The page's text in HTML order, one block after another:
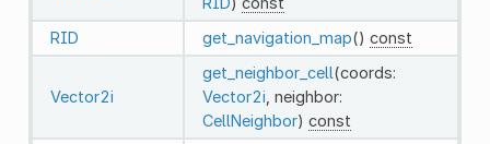
RID
get_navigation_map() const
Vector2i
get_neighbor_cell(coords:
Vector2i , neighbor:
CellNeighbor) const